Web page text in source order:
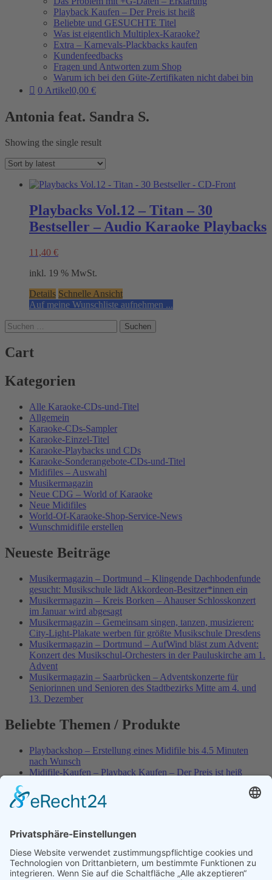
Playback Kaufen – Der Preis ist heiß
Beliebte und GESUCHTE Titel
Was ist eigentlich Multiplex-Karaoke?
Extra – Karnevals-Plackbacks kaufen
Kundenfeedbacks
Fragen und Antworten zum Shop
Warum ich bei den Güte-Zertifikaten nicht dabei bin
0 Artikel0,00 €
Antonia feat. Sandra S.
Showing the single result
Playbacks Vol.12 – Titan – 30
Bestseller – Audio Karaoke Playbacks
11,40 €
inkl. 19 % MwSt.
Details Schnelle Ansicht
Auf meine Wunschliste aufnehmen ...
Suchen
nach:
Cart
Kategorien
Alle Karaoke-CDs-und-Titel
Allgemein
Karaoke-CDs-Sampler
Karaoke-Einzel-Titel
Karaoke-Playbacks und CDs
Karaoke-Sonderangebote-CDs-und-Titel
Midifiles – Auswahl
Musikermagazin
Neue CDG – World of Karaoke
Neue Midifiles
World-Of-Karaoke-Shop-Service-News
Wunschmidifile erstellen
Neueste Beiträge
Musikermagazin – Dortmund – Klingende Dachbodenfunde
gesucht: Musikschule lädt Akkordeon-Besitzer*innen ein
Musikermagazin – Kreis Borken – Ahauser Schlosskonzert
im Januar wird abgesagt
Musikermagazin – Gemeinsam singen, tanzen, musizieren:
City-Light-Plakate werben für größte Musikschule Dresdens
Musikermagazin – Dortmund – AufWind bläst zum Advent:
Konzert des Musikschul-Orchesters in der Pauluskirche am 1.
Advent
Musikermagazin – Saarbrücken – Adventskonzerte für
Seniorinnen und Senioren des Stadtbezirks Mitte am 4. und
13. Dezember
Beliebte Themen / Produkte
Playbackshop – Erstellung eines Midifile bis 4.5 Minuten
nach Wunsch
Midifile-Kaufen – Playback Kaufen – Der Preis ist heiß
Best of Karaoke – Roy Black – Playbacks – Absolute Rarität
World-of-Karaoke – Midifiles kaufen – Ich baue Dein
Playbackshop – Erstellung eines Wunschmidifile bis 3.5
Minuten
10 Spanische All-TIME Sommerhits als Karaoke-Playbacks –
Absolute Klassiker